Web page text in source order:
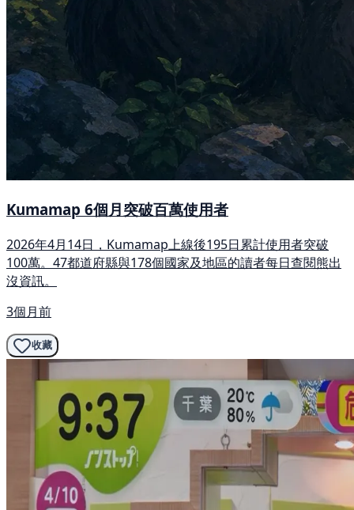
Kumamap 6個月突破百萬使用者
2026年4月14日，Kumamap上線後195日累計使用者突破
100萬。47都道府縣與178個國家及地區的讀者每日查閱熊出
沒資訊。
3個月前
收藏